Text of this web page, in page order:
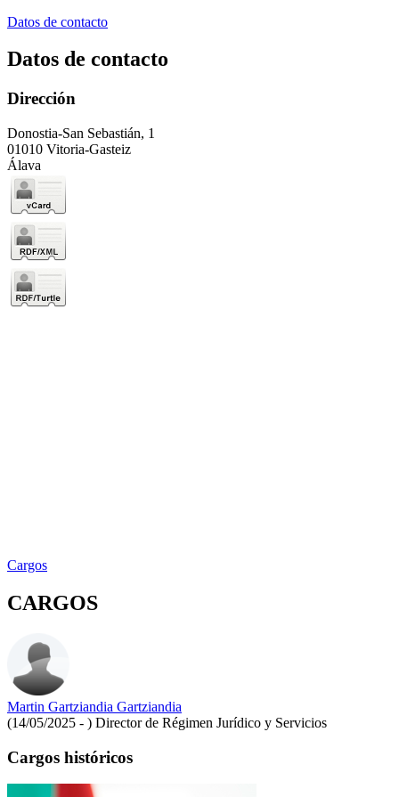
Datos de contacto
Datos de contacto
Dirección
Donostia-San Sebastián, 1
01010 Vitoria-Gasteiz
Álava
Cargos
CARGOS
Martin Gartziandia Gartziandia
(14/05/2025 - ) Director de Régimen Jurídico y Servicios
Cargos históricos